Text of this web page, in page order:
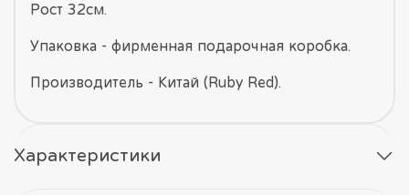
Рост 32см.
Упаковка - фирменная подарочная коробка.
Производитель - Китай (Ruby Red).
Характеристики